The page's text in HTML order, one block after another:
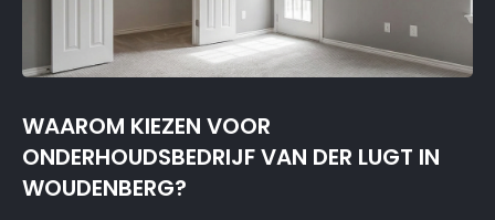
WAAROM KIEZEN VOOR
ONDERHOUDSBEDRIJF VAN DER LUGT IN
WOUDENBERG?